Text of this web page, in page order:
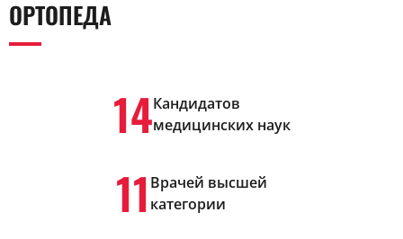
ОРТОПЕДА
14Кандидатов
медицинских наук
11 Врачей высшей
категории